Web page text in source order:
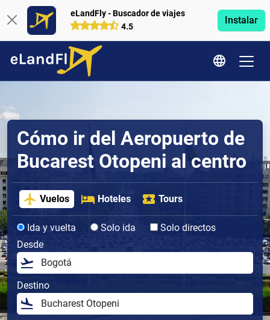
eLandFly - Buscador de viajes
4.5
Instalar
Cómo ir del Aeropuerto de
Bucarest Otopeni al centro
Vuelos Hoteles Tours
Ida y vuelta Solo ida
Solo directos
Desde
Destino